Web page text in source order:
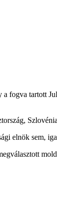
fogva tartott
elnök sem,